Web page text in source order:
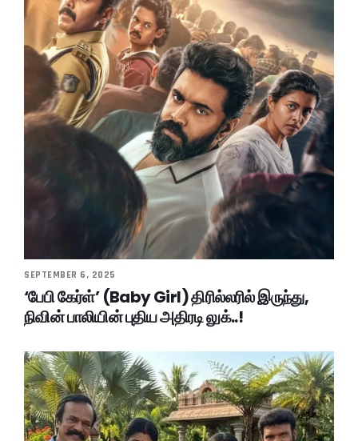
SEPTEMBER 6, 2025
‘பேபி கேர்ள்’ (Baby Girl) திரில்லரில் இருந்து,
நிவின் பாலியின் புதிய அதிரடி லுக்..!